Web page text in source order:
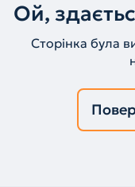
Ой,
Сторінка була